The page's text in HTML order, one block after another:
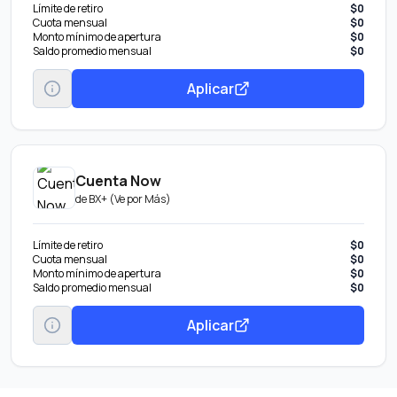
Límite de retiro
$0
Cuota mensual
$0
Monto mínimo de apertura
$0
Saldo promedio mensual
$0
Aplicar
Cuenta Now
deBX+ (Ve por Más)
Límite de retiro
$0
Cuota mensual
$0
Monto mínimo de apertura
$0
Saldo promedio mensual
$0
Aplicar